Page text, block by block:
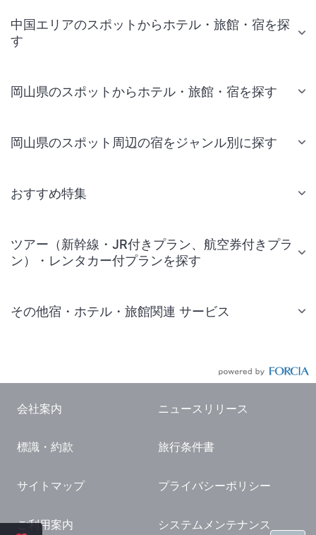
中国エリアのスポットからホテル・旅館・宿を探
す
岡山県のスポットからホテル・旅館・宿を探す
岡山県のスポット周辺の宿をジャンル別に探す
おすすめ特集
ツアー（新幹線・JR付きプラン、航空券付きプラ
ン）・レンタカー付プランを探す
その他宿・ホテル・旅館関連 サービス
国内観光ガイド
旅行・観光情報
会社案内 ニュースリリース
標識・約款 旅行条件書
サイトマップ プライバシーポリシー
ご利用案内 システムメンテナンス